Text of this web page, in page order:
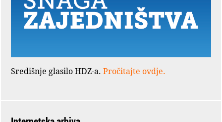
Središnje glasilo HDZ-a. Pročitajte ovdje.